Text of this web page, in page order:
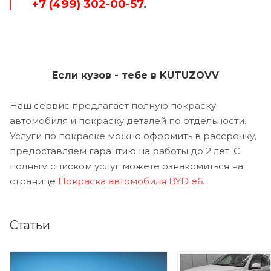
+7 (499) 302-00-57.
Если кузов - тебе в KUTUZOVV
Наш сервис предлагает полную покраску
автомобиля и покраску деталей по отдельности.
Услуги по покраске можно оформить в рассрочку,
предоставляем гарантию на работы до 2 лет. С
полным списком услуг можете ознакомиться на
странице Покраска автомобиля BYD e6.
Статьи